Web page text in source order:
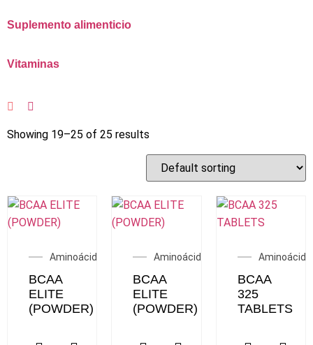
Suplemento alimenticio
Vitaminas
Showing 19–25 of 25 results
Aminoácidos
BCAA
ELITE
(POWDER)
Aminoácidos
BCAA
ELITE
(POWDER)
BCAA
325
TABLETS